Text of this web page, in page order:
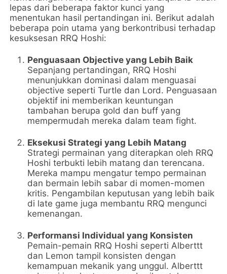
lepas dari beberapa faktor kunci yang
menentukan hasil pertandingan ini. Berikut adalah
beberapa poin utama yang berkontribusi terhadap
kesuksesan RRQ Hoshi:
Penguasaan Objective yang Lebih Baik
Sepanjang pertandingan, RRQ Hoshi
menunjukkan dominasi dalam menguasai
objective seperti Turtle dan Lord. Penguasaan
objektif ini memberikan keuntungan
tambahan berupa gold dan buff yang
mempermudah mereka dalam team fight.
Eksekusi Strategi yang Lebih Matang
Strategi permainan yang diterapkan oleh RRQ
Hoshi terbukti lebih matang dan terencana.
Mereka mampu mengatur tempo permainan
dan bermain lebih sabar di momen-momen
kritis. Pengambilan keputusan yang lebih baik
di late game juga membantu RRQ mengunci
kemenangan.
Performansi Individual yang Konsisten
Pemain-pemain RRQ Hoshi seperti Alberttt
dan Lemon tampil konsisten dengan
kemampuan mekanik yang unggul. Alberttt